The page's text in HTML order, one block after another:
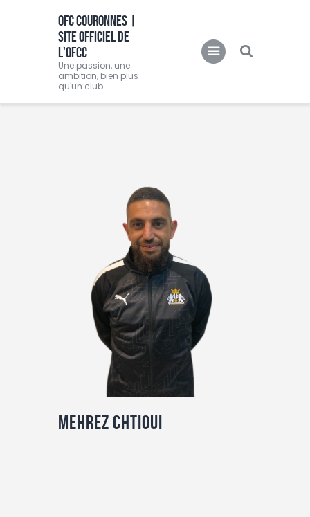
OFC COURONNES |
SITE OFFICIEL DE
L'OFCC
Une passion, une
ambition, bien plus
qu'un club
OFC COURONNES | SITE OFFICIEL DE L'OFCC
Une passion, une ambition, bien plus qu'un club
Accueil
O.F.C.C.TV
Partenaire
Contacts
BOUTIQUE
Mehrez CHTIOUI